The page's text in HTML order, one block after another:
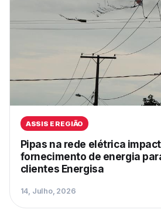
ASSIS E REGIÃO
Pipas na rede elétrica
fornecimento de energia
clientes Energisa
14, Julho, 2026